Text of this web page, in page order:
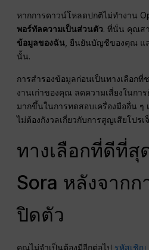
หากการดาวน์โหลดปกติไม่ทำงาน
พอร์ทัลความเป็นส่วนตัว. ที่นั่น คุณสา
ข้อมูลของฉัน , ยืนยันบัญชีของคุณ แ
นั้น.
การสำรองข้อมูลก่อนเป็นทางเลือก
งานเก่าของคุณ ลดความเสี่ยงในกา
มากขึ้นในการทดสอบเครื่องมืออื่น ๆ
ไม่ต้องกังวลเกี่ยวกับการสูญเสียโปร
ทางเลือกที่ดีที่สุ
Sora หลังจากก
ปิดตัว
คุณไม่จำเป็นต้องมีอีกต่อไป รหัสเชิญ